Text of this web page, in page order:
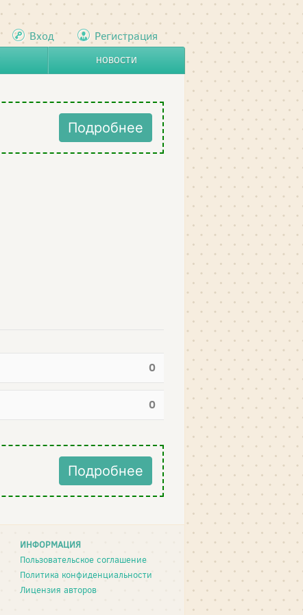
Вход Регистрация
НОВОСТИ
Подробнее
0
0
Подробнее
ИНФОРМАЦИЯ
Пользовательское соглашение
Политика конфиденциальности
Лицензия авторов